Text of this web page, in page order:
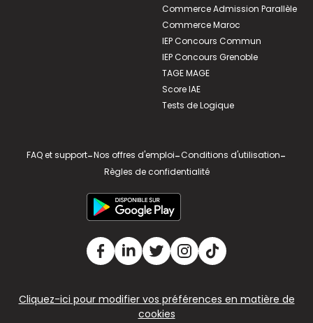
Commerce Admission Parallèle
Commerce Maroc
IEP Concours Commun
IEP Concours Grenoble
TAGE MAGE
Score IAE
Tests de Logique
FAQ et support-Nos offres d'emploi-Conditions d'utilisation-
Règles de confidentialité
Cliquez-ici pour modifier vos préférences en matière de
cookies